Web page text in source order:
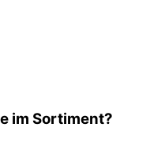
im Sortiment?